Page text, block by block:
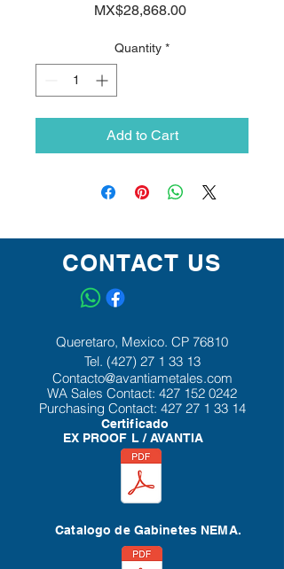
MX$28,868.00Price
Quantity *
Add to Cart
CONTACT US
Queretaro, Mexico. CP 76810
Tel. (427) 27 1 33 13
Contacto@avantiametales.com
WA Sales Contact: 427 152 0242
Purchasing Contact: 427 27 1 33 14
Certificado
EX PROOF L / AVANTIA
Catalogo de Gabinetes NEMA.